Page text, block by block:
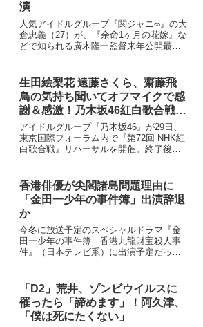
演
人気アイドルグループ『関ジャニ∞』の大
倉忠義（27）が、『余命1ヶ月の花嫁』な
どで知られる廣木隆一監督来年公開最新
家・中村航氏の2005年刊行の同名小説が
原作で、...
生田絵梨花 遠藤さくら、齋藤飛
鳥の気持ち聞いてオフマイクで感
謝＆感激！乃木坂46紅白歌合戦で
「きっかけ」演出意図や秋元真夏
が「嬉しかった」理由とは
アイドルグループ『乃木坂46』が29日、
東京国際フォーラム内で『第72回 NHK紅
白歌合戦』リハーサルを開催。終了後に
に応じた。 2015年に初出場を果たして
以降7年連...
香港俳優が尖閣諸島問題理由に
「金田一少年の事件簿」出演辞退
か
今冬に放送予定のスペシャルドラマ『金
田一少年の事件簿 香港九龍財宝殺人事
件』（日本テレビ系）に出演予定だった
向を示したことが、分かった。 『金田
一少年の事件簿』は、『...
「D2」荒井、ゾンビウイルスに
罹ったら「諦めます」！阿久津、
「僕は死にたくない」